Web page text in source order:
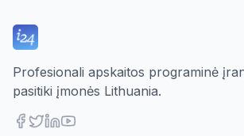
Profesionali apskaitos programinė
pasitiki įmonės Lithuania.